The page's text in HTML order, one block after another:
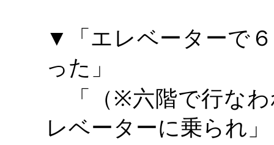
▼「エレベーターで
った」
「（※六階で行な
レベーターに乗られ」